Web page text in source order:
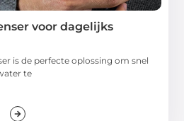
voor dagelijks
is de perfecte oplossing om snel
te